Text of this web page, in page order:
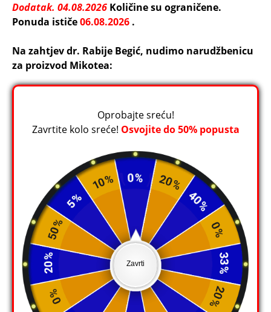
Dodatak. 04.08.2026 Količine su ograničene.
Ponuda ističe06.08.2026 .
Na zahtjev dr. Rabije Begić, nudimo narudžbenicu
za proizvod Mikotea:
Oprobajte sreću!
Zavrtite kolo sreće! Osvojite do 50% popusta
Zavrti